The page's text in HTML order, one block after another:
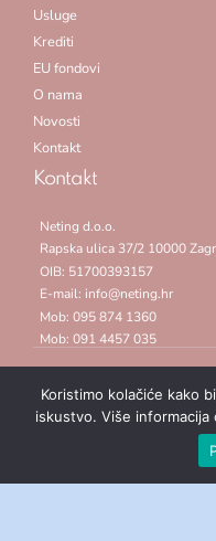
Usluge
Krediti
EU fondovi
O nama
Novosti
Kontakt
Kontakt
Neting d.o.o.
Rapska ulica 37/2 10000
OIB: 51700393157
E-mail: info@neting.hr
Mob: 095 874 1360
Mob: 091 4457 035
©2021 Neting. Sva prava
Koristimo kolačiće kako
iskustvo. Više